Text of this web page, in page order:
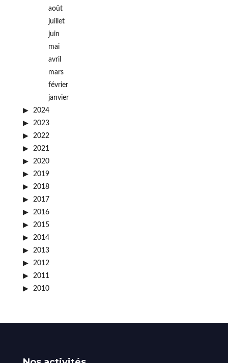
août
juillet
juin
mai
avril
mars
février
janvier
2024
2023
2022
2021
2020
2019
2018
2017
2016
2015
2014
2013
2012
2011
2010